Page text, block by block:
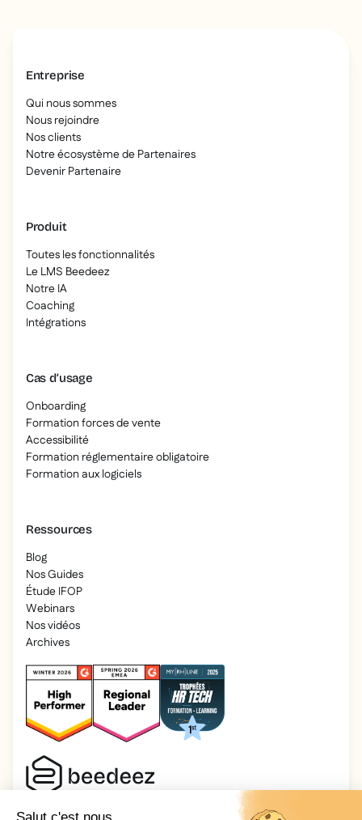
Entreprise
Qui nous sommes
Nous rejoindre
Nos clients
Notre écosystème de Partenaires
Devenir Partenaire
Produit
Toutes les fonctionnalités
Le LMS Beedeez
Notre IA
Coaching
Intégrations
Cas d’usage
Onboarding
Formation forces de vente
Accessibilité
Formation réglementaire obligatoire
Formation aux logiciels
Ressources
Blog
Nos Guides
Étude IFOP
Webinars
Nos vidéos
Archives